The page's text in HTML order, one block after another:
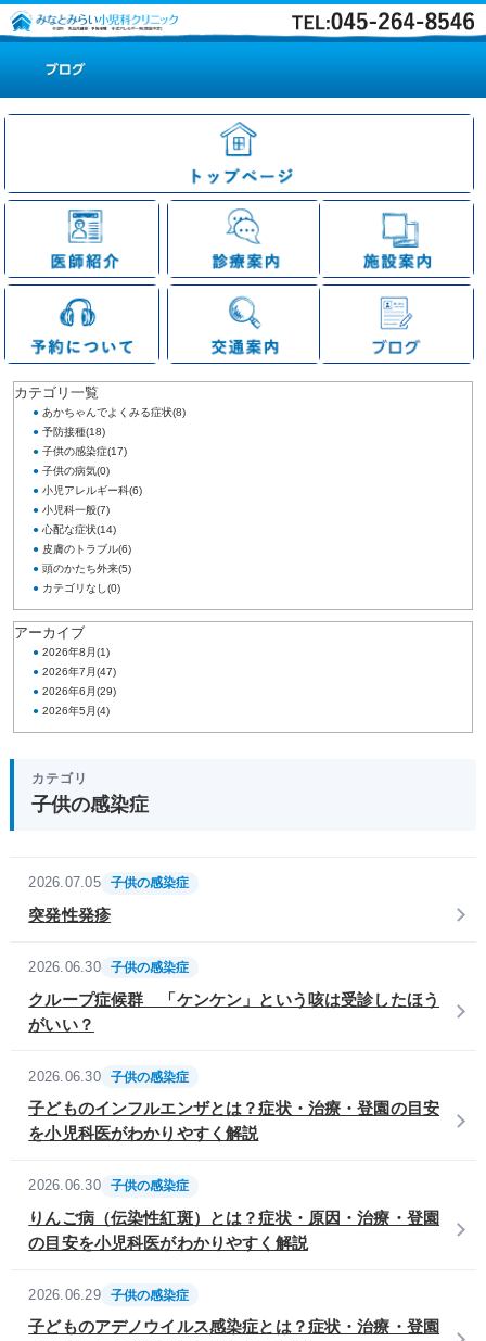
カテゴリ一覧
● あかちゃんでよくみる症状(8)
● 予防接種(18)
● 子供の感染症(17)
● 子供の病気(0)
● 小児アレルギー科(6)
● 小児科一般(7)
● 心配な症状(14)
● 皮膚のトラブル(6)
● 頭のかたち外来(5)
● カテゴリなし(0)
アーカイブ
● 2026年8月(1)
● 2026年7月(47)
● 2026年6月(29)
● 2026年5月(4)
カテゴリ
子供の感染症
2026.07.05 子供の感染症
突発性発疹
2026.06.30 子供の感染症
クループ症候群 「ケンケン」という咳は受診したほう
がいい？
2026.06.30 子供の感染症
子どものインフルエンザとは？症状・治療・登園の目安
を小児科医がわかりやすく解説
2026.06.30 子供の感染症
りんご病（伝染性紅斑）とは？症状・原因・治療・登園
の目安を小児科医がわかりやすく解説
2026.06.29 子供の感染症
子どものアデノウイルス感染症とは？症状・治療・登園